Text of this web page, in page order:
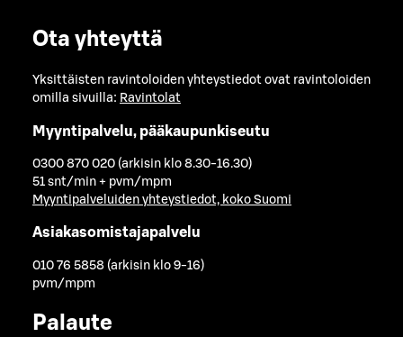
Ota yhteyttä
Yksittäisten ravintoloiden yhteystiedot ovat ravintoloiden
omilla sivuilla: Ravintolat
Myyntipalvelu, pääkaupunkiseutu
0300 870 020 (arkisin klo 8.30-16.30)
51 snt/min + pvm/mpm
Myyntipalveluiden yhteystiedot, koko Suomi
Asiakasomistajapalvelu
010 76 5858 (arkisin klo 9-16)
pvm/mpm
Palaute